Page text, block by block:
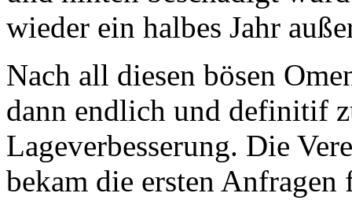
wieder ein halbes Jahr
Nach all diesen bösen
dann endlich und definitif
Lageverbesserung. Die
bekam die ersten Anfragen